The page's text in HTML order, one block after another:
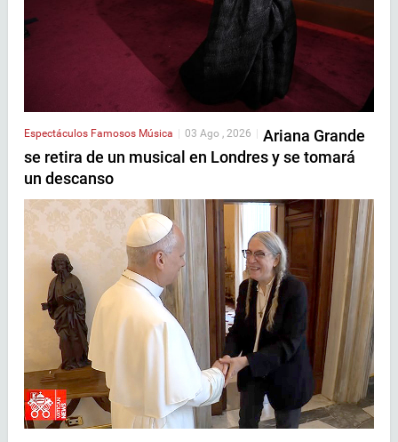
Espectáculos Famosos Música 03 Ago , 2026
Ariana Grande
se retira de un musical en Londres y se tomará
un descanso